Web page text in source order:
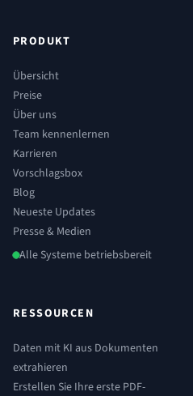
PRODUKT
Übersicht
Preise
Über uns
Team kennenlernen
Karrieren
Vorschlagsbox
Blog
Neueste Updates
Presse & Medien
Alle Systeme betriebsbereit
RESSOURCEN
Daten mit KI aus Dokumenten
extrahieren
Erstellen Sie Ihre erste PDF-